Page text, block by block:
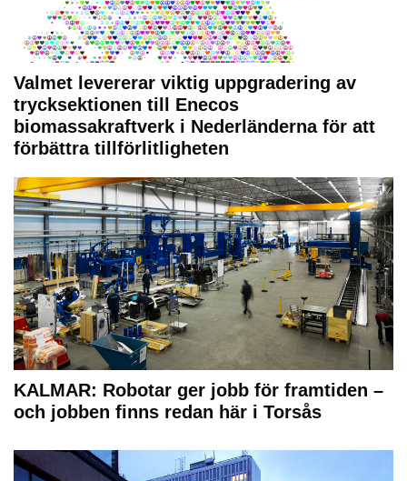
Valmet levererar viktig uppgradering av
trycksektionen till Enecos
biomassakraftverk i Nederländerna för att
förbättra tillförlitligheten
KALMAR: Robotar ger jobb för framtiden –
och jobben finns redan här i Torsås